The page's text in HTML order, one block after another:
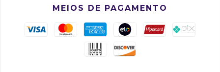
MEIOS DE PAGAMENTO